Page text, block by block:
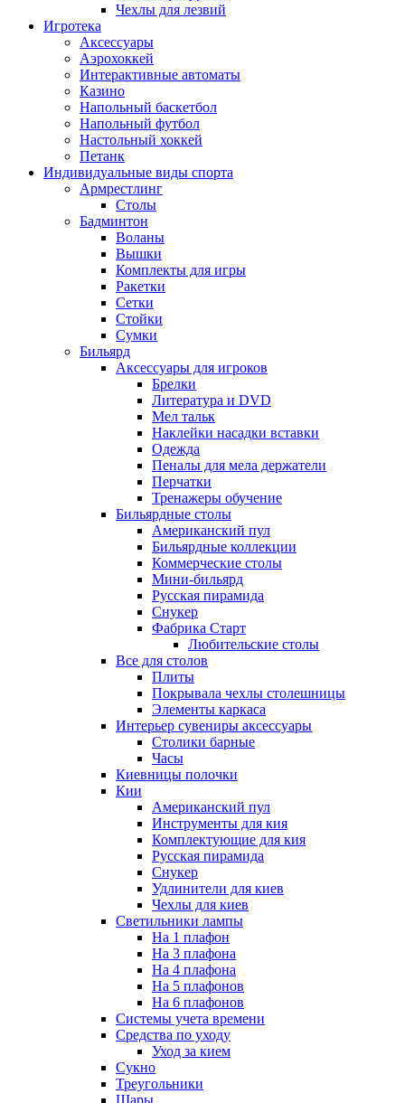
Чехлы для лезвий
Игротека
Аксессуары
Аэрохоккей
Интерактивные автоматы
Казино
Напольный баскетбол
Напольный футбол
Настольный хоккей
Петанк
Индивидуальные виды спорта
Армрестлинг
Столы
Бадминтон
Воланы
Вышки
Комплекты для игры
Ракетки
Сетки
Стойки
Сумки
Бильярд
Аксессуары для игроков
Брелки
Литература и DVD
Мел тальк
Наклейки насадки вставки
Одежда
Пеналы для мела держатели
Перчатки
Тренажеры обучение
Бильярдные столы
Американский пул
Бильярдные коллекции
Коммерческие столы
Мини-бильярд
Русская пирамида
Снукер
Фабрика Старт
Любительские столы
Все для столов
Плиты
Покрывала чехлы столешницы
Элементы каркаса
Интерьер сувениры аксессуары
Столики барные
Часы
Киевницы полочки
Кии
Американский пул
Инструменты для кия
Комплектующие для кия
Русская пирамида
Снукер
Удлинители для киев
Чехлы для киев
Светильники лампы
На 1 плафон
На 3 плафона
На 4 плафона
На 5 плафонов
На 6 плафонов
Системы учета времени
Средства по уходу
Уход за кием
Сукно
Треугольники
Шары